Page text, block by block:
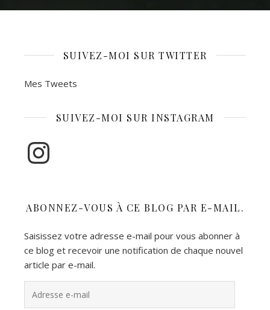
SUIVEZ-MOI SUR TWITTER
Mes Tweets
SUIVEZ-MOI SUR INSTAGRAM
Instagram
ABONNEZ-VOUS À CE BLOG PAR E-MAIL.
Saisissez votre adresse e-mail pour vous abonner à
ce blog et recevoir une notification de chaque nouvel
article par e-mail.